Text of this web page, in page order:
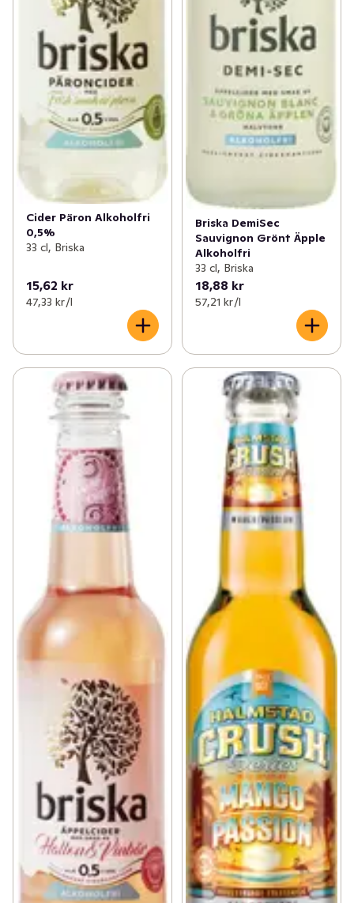
Cider Päron Alkoholfri
0,5%
33 cl, Briska
15,62 kr
47,33 kr /l
Briska DemiSec
Sauvignon Grönt Äpple
Alkoholfri
33 cl, Briska
18,88 kr
57,21 kr /l